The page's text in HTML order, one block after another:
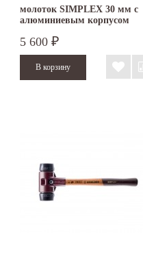
молоток SIMPLEX 30 мм с
алюминиевым корпусом
термопластичный эластомер
3137.030
5 600 ₽